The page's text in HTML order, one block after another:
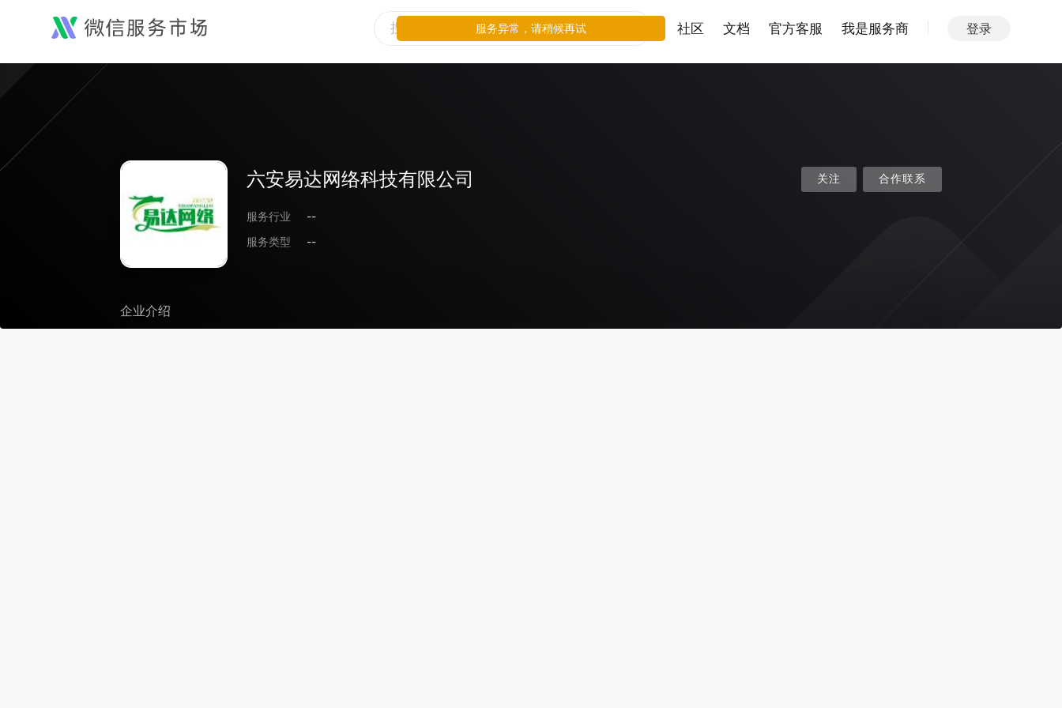
社区 文档 官方客服 我是服务商 登录
六安易达网络科技有限公司
服务行业
--
服务类型
--
关注 合作联系
企业介绍
服务异常，请稍候再试